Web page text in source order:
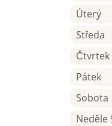
Úterý
Středa
Čtvrtek
Pátek
Sobota
Neděle